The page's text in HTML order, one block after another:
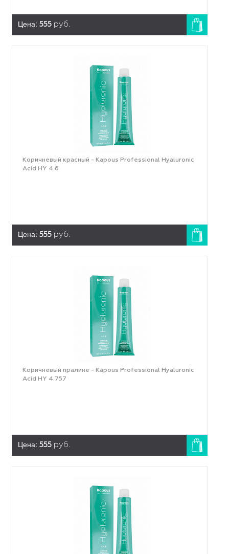
Цена: 555 руб.
Коричневый красный - Kapous Professional Hyaluronic
Acid HY 4.6
Цена: 555 руб.
Коричневый пралине - Kapous Professional Hyaluronic
Acid HY 4.757
Цена: 555 руб.